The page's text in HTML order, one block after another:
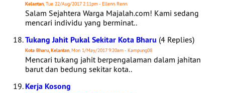
Kelantan, Tue 22/Aug/2017 2:11pm - Ellenn Renn
Salam Sejahtera Warga Majalah.com! Kami sedang
mencari individu yang berminat..
Tukang Jahit Pukal Sekitar Kota Bharu (4 Replies)
Kota Bharu, Kelantan, Mon 1/May/2017 9:20am - Kampung08
Mencari tukang jahit berpengalaman dalam jahitan
barut dan bedung sekitar kota..
Kerja Kosong